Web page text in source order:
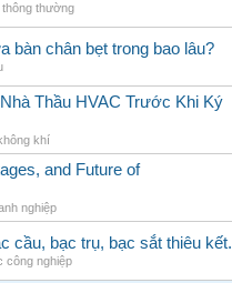
thông thường
bàn chân bẹt trong bao lâu?
Thầu HVAC Trước Khi Ký
khí
and Future of
nghiệp
cầu, bạc trụ, bạc sắt thiêu kết.
công nghiệp